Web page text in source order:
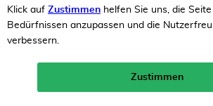
10%
Neukunden-Rabatt ab 49€!
mehr erfahren >
Klick auf Zustimmen helfen Sie uns, die
Bedürfnissen anzupassen und die
verbessern.
Zustimmen